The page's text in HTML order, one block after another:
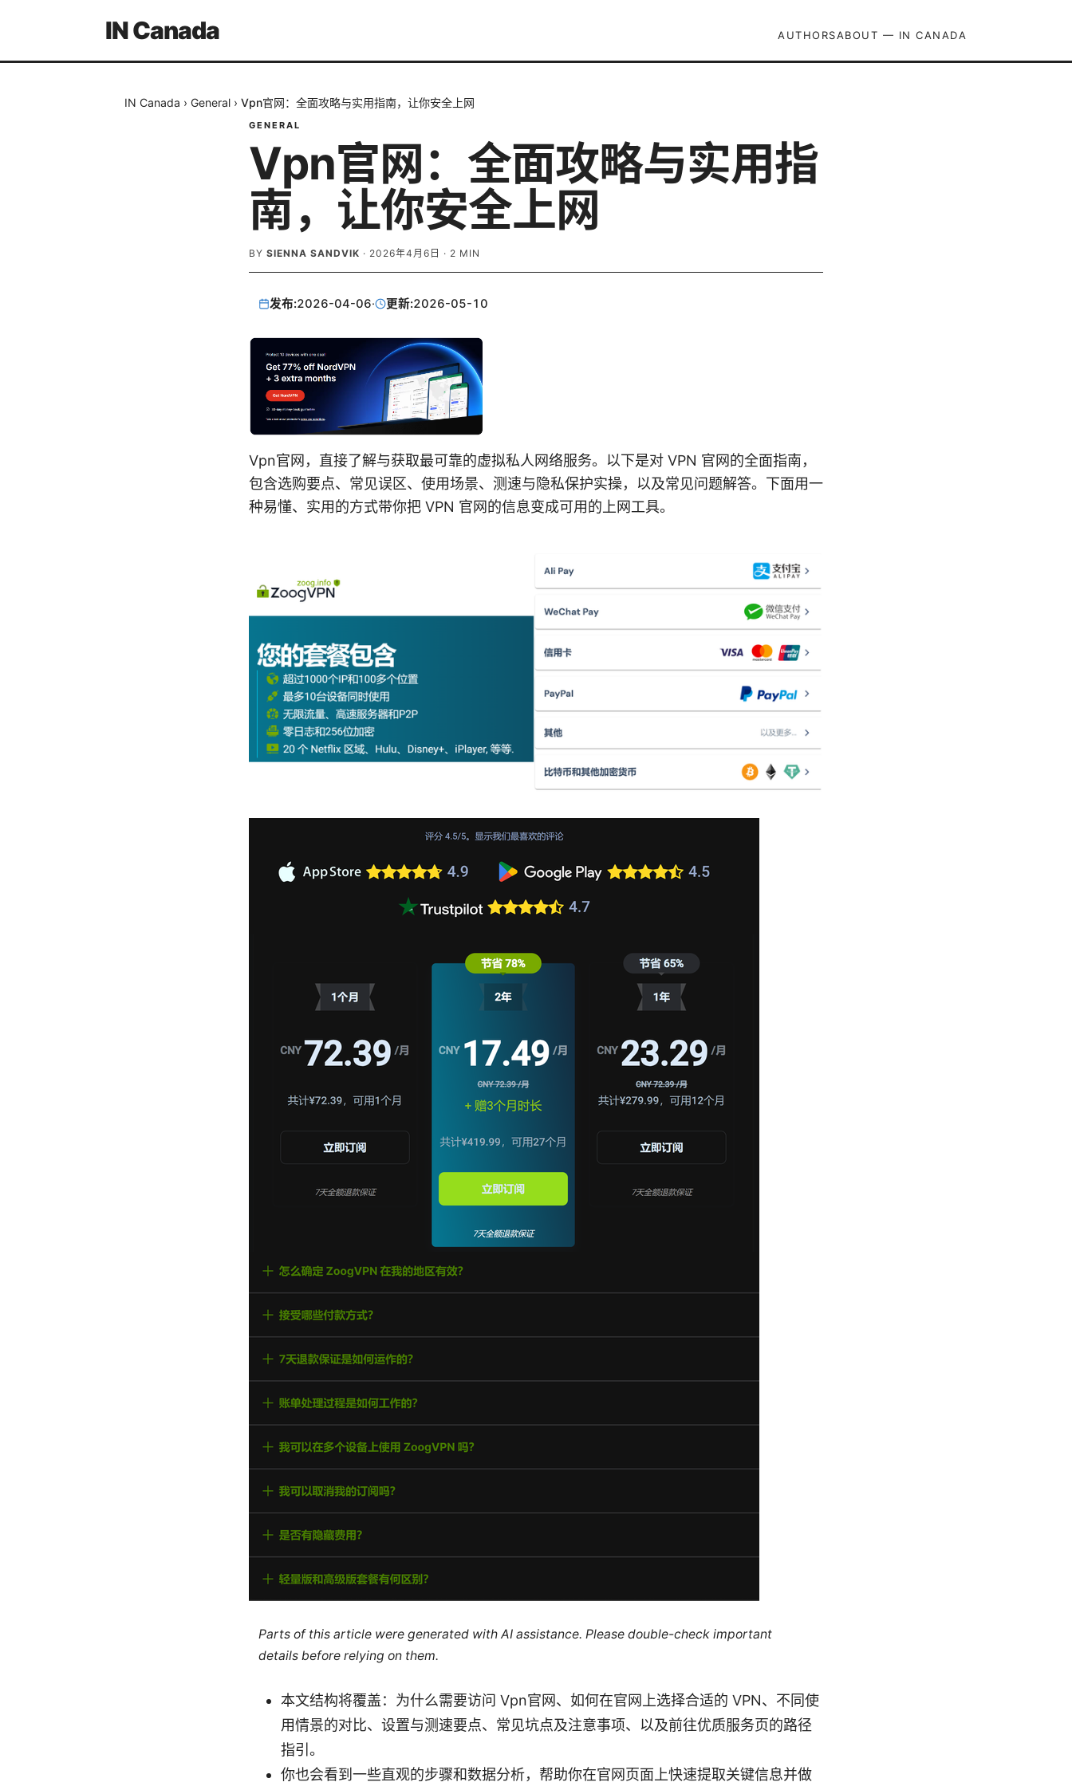
IN Canada AUTHORSABOUT — IN CANADA
IN Canada › General › Vpn官网：全面攻略与实用指南，让你安全上网
GENERAL
Vpn官网：全面攻略与实用指
南，让你安全上网
BY SIENNA SANDVIK · 2026年4月6日 · 2 MIN
发布:2026-04-06· 更新:2026-05-10
Vpn官网，直接了解与获取最可靠的虚拟私人网络服务。以下是对 VPN 官网的全面指南，
包含选购要点、常见误区、使用场景、测速与隐私保护实操，以及常见问题解答。下面用一
种易懂、实用的方式带你把 VPN 官网的信息变成可用的上网工具。
Parts of this article were generated with AI assistance. Please double-check important
details before relying on them.
本文结构将覆盖：为什么需要访问 Vpn官网、如何在官网上选择合适的 VPN、不同使
用情景的对比、设置与测速要点、常见坑点及注意事项、以及前往优质服务页的路径
指引。
你也会看到一些直观的步骤和数据分析，帮助你在官网页面上快速提取关键信息并做